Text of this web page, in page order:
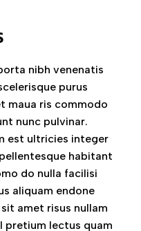
nibh venenatis
purus
maua ris commodo
nunc pulvinar.
est ultricies integer
habitant
do nulla facilisi
aliquam endone
amet risus nullam
pretium lectus quam